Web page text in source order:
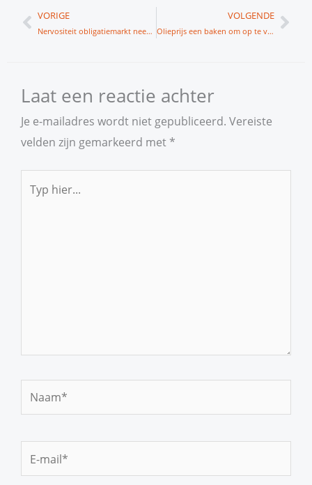
Vorige
VORIGE
Nervositeit obligatiemarkt neemt toe
VOLGENDE
Olieprijs een baken om op te varen
Laat een reactie achter
Je e-mailadres wordt niet gepubliceerd. Vereiste
velden zijn gemarkeerd met *
hier...
Naam*
mail*